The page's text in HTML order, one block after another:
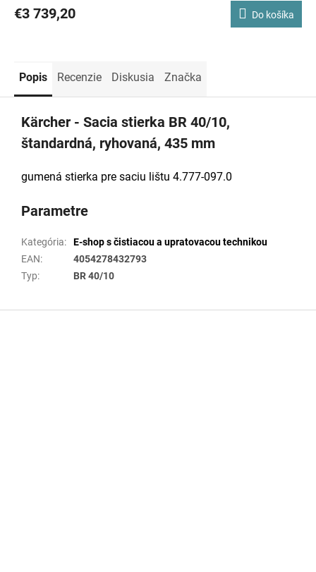
€3 739,20 Do košíka
Popis Recenzie Diskusia Značka
Kärcher - Sacia stierka BR 40/10,
štandardná, ryhovaná, 435 mm
gumená stierka pre saciu lištu 4.777-097.0
Parametre
Kategória:
E-shop s čistiacou a upratovacou technikou
EAN:
4054278432793
Typ: BR 40/10